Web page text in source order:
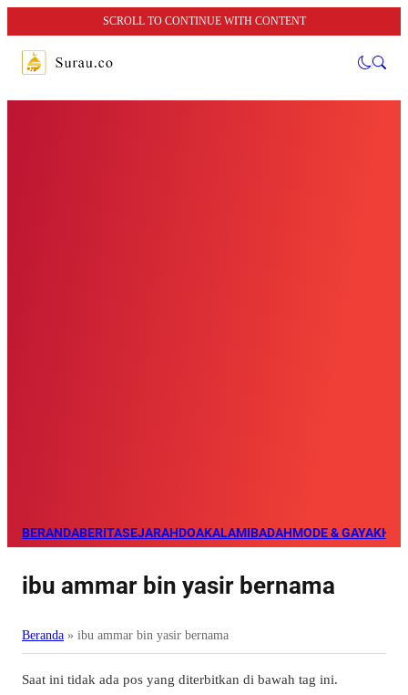
SCROLL TO CONTINUE WITH CONTENT
BERANDABERITASEJARAHDOAKALAMIBADAHMODE & GAYA
ibu ammar bin yasir bernama
Beranda » ibu ammar bin yasir bernama
Saat ini tidak ada pos yang diterbitkan di bawah tag ini.